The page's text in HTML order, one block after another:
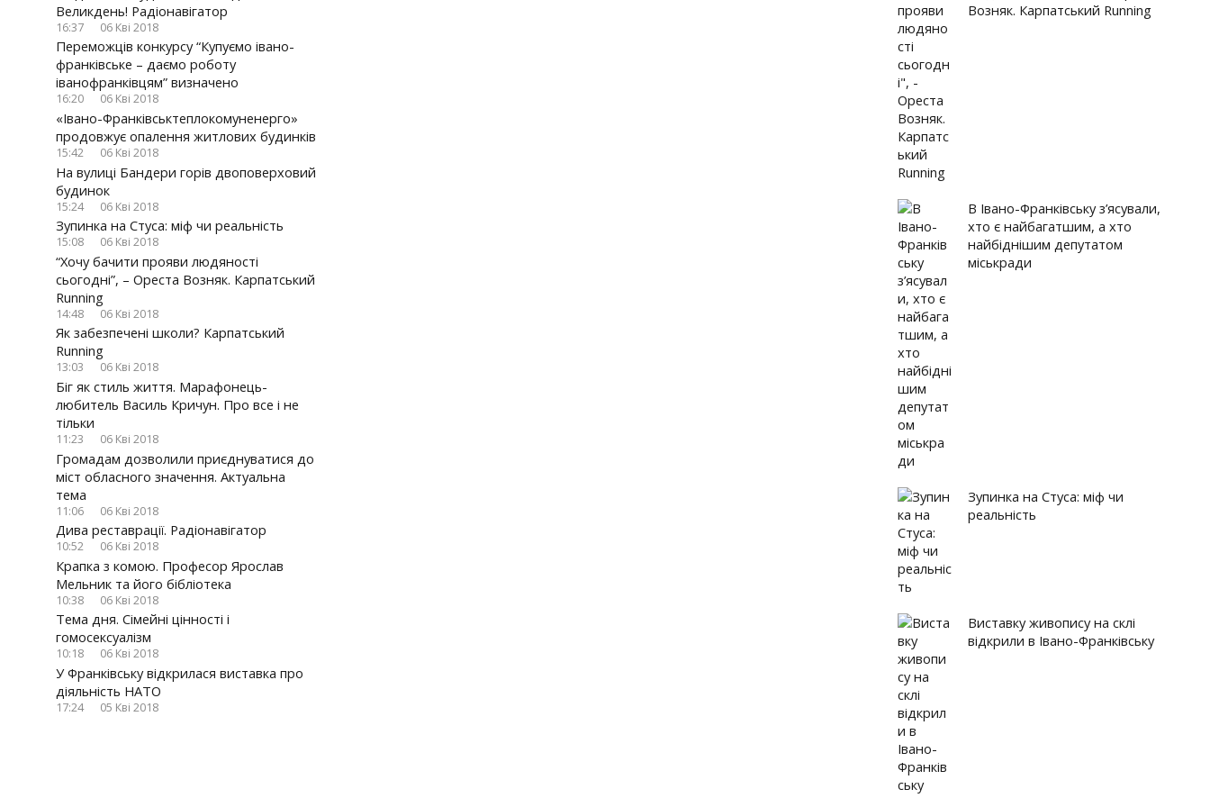
Зупинка на Стуса: міф чи реальність
"Хочу бачити прояви людяності сьогодні", - Ореста Возняк. Карп...
Як забезпечені школи? Карпатський Running
Великдень! Радіонавігатор
16:37 06 Кві 2018
Переможців конкурсу “Купуємо івано-
франківське – даємо роботу
іванофранківцям” визначено
16:20 06 Кві 2018
«Івано-Франківськтеплокомуненерго»
продовжує опалення житлових будинків
15:42 06 Кві 2018
На вулиці Бандери горів двоповерховий
будинок
15:24 06 Кві 2018
Зупинка на Стуса: міф чи реальність
15:08 06 Кві 2018
“Хочу бачити прояви людяності
сьогодні”, – Ореста Возняк. Карпатський
Running
14:48 06 Кві 2018
Як забезпечені школи? Карпатський
Running
13:03 06 Кві 2018
Біг як стиль життя. Марафонець-
любитель Василь Кричун. Про все і не
тільки
11:23 06 Кві 2018
Громадам дозволили приєднуватися до
міст обласного значення. Актуальна
тема
11:06 06 Кві 2018
Дива реставрації. Радіонавігатор
10:52 06 Кві 2018
Крапка з комою. Професор Ярослав
Мельник та його бібліотека
10:38 06 Кві 2018
Тема дня. Сімейні цінності і
гомосексуалізм
10:18 06 Кві 2018
У Франківську відкрилася виставка про
діяльність НАТО
17:24 05 Кві 2018
Возняк. Карпатський Running
В Івано-Франківську з’ясували,
хто є найбагатшим, а хто
найбіднішим депутатом
міськради
Зупинка на Стуса: міф чи
реальність
Виставку живопису на склі
відкрили в Івано-Франківську